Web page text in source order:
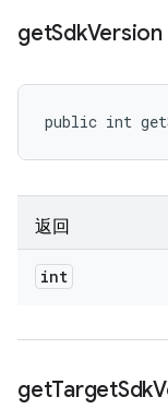
getSdkVersion
public int
返回
int
getTargetSdk